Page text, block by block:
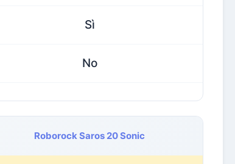
Sì
No
Roborock Saros 20 Sonic